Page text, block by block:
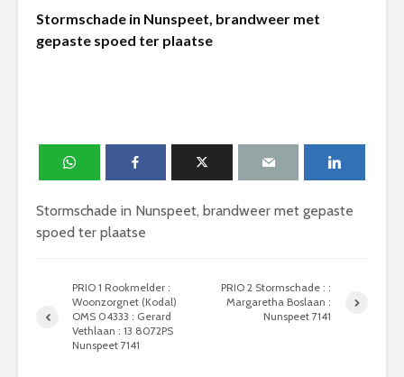
Stormschade in Nunspeet, brandweer met
gepaste spoed ter plaatse
Stormschade in Nunspeet, brandweer met gepaste
spoed ter plaatse
PRIO 1 Rookmelder :
Woonzorgnet (Kodal)
OMS 04333 : Gerard
Vethlaan : 13 8072PS
Nunspeet 7141
PRIO 2 Stormschade : :
Margaretha Boslaan :
Nunspeet 7141